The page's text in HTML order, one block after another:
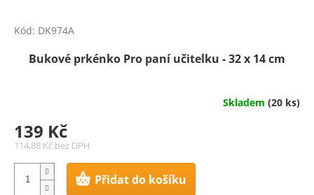
Bukové prkénko Pro paní učitelku - 32 x 14 cm
Skladem (20 ks)
114,88 Kč bez DPH
139 Kč
Přidat do košíku
Kód: DK974A